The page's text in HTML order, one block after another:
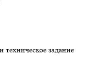
техническое задание